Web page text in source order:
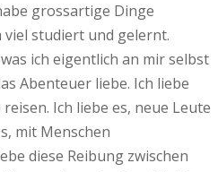
grossartige Dinge
studiert und gelernt.
ich eigentlich an mir selbst
Abenteuer liebe. Ich liebe
Ich liebe es, neue Leute
mit Menschen
diese Reibung zwischen